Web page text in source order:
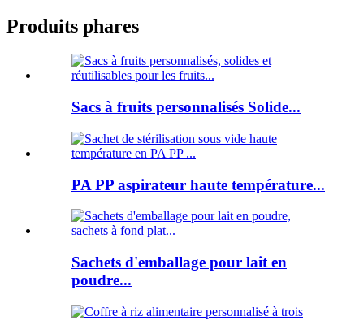
Produits phares
Sacs à fruits personnalisés Solide...
PA PP aspirateur haute température...
Sachets d'emballage pour lait en
poudre...